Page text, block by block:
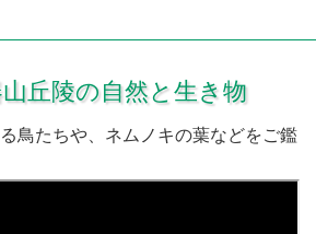
丘陵の自然と生き物
鳥たちや、ネムノキの葉などをご鑑